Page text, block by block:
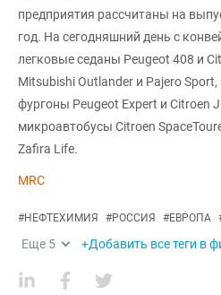
предприятия рассчитаны на
год. На сегодняшний день с
легковые седаны Peugeot 408 и
Mitsubishi Outlander и Pajero
фургоны Peugeot Expert и Citroen
микроавтобусы Citroen
Zafira Life.
MRC
#НЕФТЕХИМИЯ #РОССИЯ #ЕВРОПА
Еще 5 +Добавить все теги в